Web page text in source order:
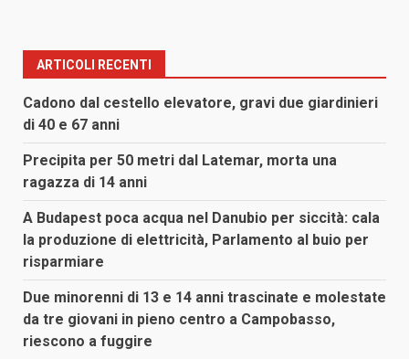
ARTICOLI RECENTI
Cadono dal cestello elevatore, gravi due giardinieri
di 40 e 67 anni
Precipita per 50 metri dal Latemar, morta una
ragazza di 14 anni
A Budapest poca acqua nel Danubio per siccità: cala
la produzione di elettricità, Parlamento al buio per
risparmiare
Due minorenni di 13 e 14 anni trascinate e molestate
da tre giovani in pieno centro a Campobasso,
riescono a fuggire